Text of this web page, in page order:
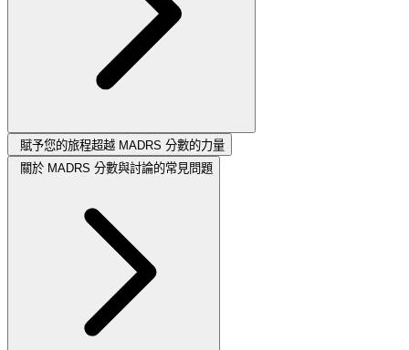
賦予您的旅程超越 MADRS 分數的力量
關於 MADRS 分數與討論的常見問題